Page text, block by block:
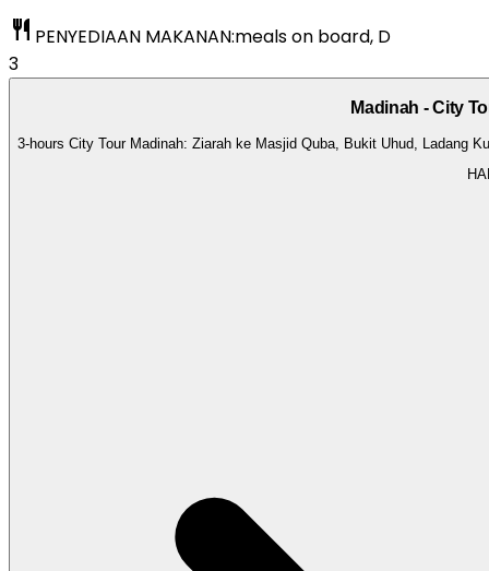
restaurant PENYEDIAAN MAKANAN:meals on board, D
3
Madinah - City
3-hours City Tour Madinah: Ziarah ke Masjid Quba, Bukit Uhud, Ladang